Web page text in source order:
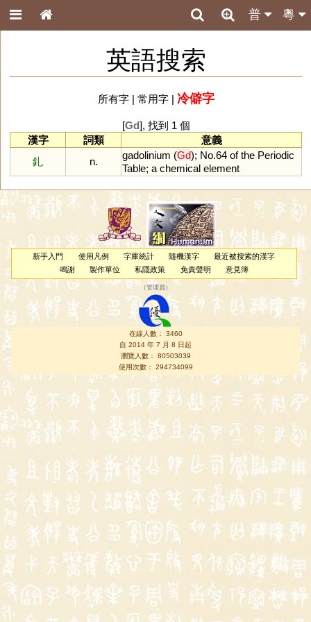
粵
普
英語搜索
所有字| 常用字| 冷僻字
[Gd], 找到 1 個
漢字
詞類
意義
釓
n.
gadolinium (Gd); No.64 of the Periodic
Table; a chemical element
新手入門 使用凡例 字庫統計 隨機漢字
最近被搜索的漢字
鳴謝
製作單位 私隱政策 免責聲明 意見簿
（管理員 ）
在線人數： 3460
自 2014 年 7 月 8 日起
瀏覽人數： 80503039
使用次數： 294734099